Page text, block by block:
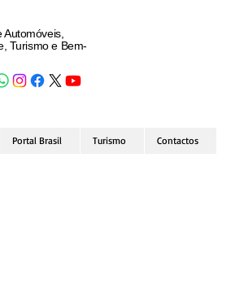
Turismo e Bem-
Portal Brasil Turismo Contactos